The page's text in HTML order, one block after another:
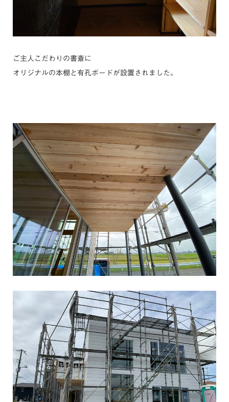
ご主人こだわりの書斎に
オリジナルの本棚と有孔ボードが設置されました。